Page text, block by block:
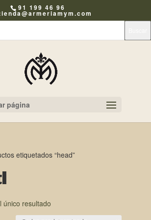
91 199 46 96
página
etiquetados “head”
único resultado